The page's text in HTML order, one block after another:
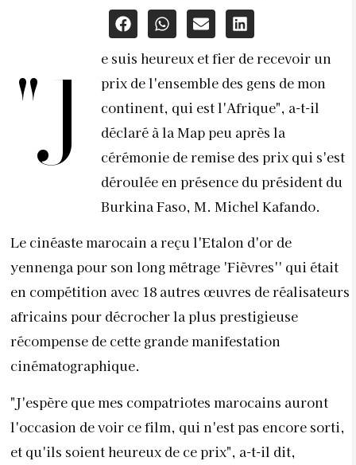
"J
e suis heureux et fier de recevoir un
prix de l'ensemble des gens de mon
continent, qui est l'Afrique", a-t-il
déclaré à la Map peu après la
cérémonie de remise des prix qui s'est
déroulée en présence du président du
Burkina Faso, M. Michel Kafando.
Le cinéaste marocain a reçu l'Etalon d'or de
yennenga pour son long métrage 'Fièvres'' qui était
en compétition avec 18 autres œuvres de réalisateurs
africains pour décrocher la plus prestigieuse
récompense de cette grande manifestation
cinématographique.
"J'espère que mes compatriotes marocains auront
l'occasion de voir ce film, qui n'est pas encore sorti,
et qu'ils soient heureux de ce prix", a-t-il dit,